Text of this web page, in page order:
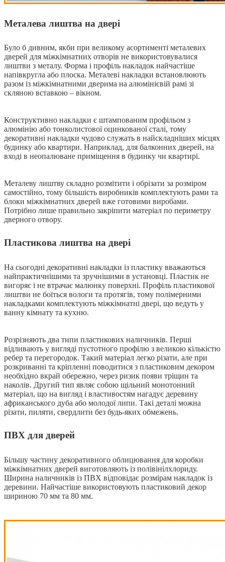
Металева лиштва на двері
Було б дивним, якби при великому асортименті металевих
дверей для міжкімнатних отворів не використовувалися
лиштви з металу. Форма і профіль накладок найчастіше
напівкругла або плоска. Металеві накладки встановлюють
разом із міжкімнатними дверима на алюмінієвій рамі зі
скляною вставкою – вікном.
Конструктивно накладки є штампованим профільом з
алюмінію або тонколистової оцинкованої сталі, тому
декоративні накладки чудово служать в найскладніших місцях
будинку або квартири. Наприклад, для балконних дверей, на
вході в неопалюване приміщення в будинку чи квартирі.
Металеву лиштву складно розмітити і обрізати за розміром
самостійно, тому більшість виробників комплектують рами та
блоки міжкімнатних дверей вже готовими виробами.
Потрібно лише правильно закріпити матеріал по периметру
дверного отвору.
Пластикова лиштва на двері
На сьогодні декоративні накладки із пластику вважаються
найпрактичнішими та зручнішими в установці. Пластик не
вигоряє і не втрачає малюнку поверхні. Профіль пластикової
лиштви не боїться вологи та протягів, тому полімерними
накладками комплектують міжкімнатні двері, що ведуть у
ванну кімнату та кухню.
Розрізняють два типи пластикових наличників. Перші
відливають у вигляді пустотного профілю з великою кількістю
ребер та перегородок. Такий матеріал легко різати, але при
розкриванні та кріпленні поводитися з пластиковим декором
необхідно вкрай обережно, через ризик появи тріщин та
наколів. Другий тип являє собою щільний монотонний
матеріал, що на вигляд і властивостям нагадує деревину
африканського дуба або молодої липи. Такі деталі можна
різати, пиляти, свердлити без будь-яких обмежень.
ПВХ для дверей
Більшу частину декоративного облицювання для коробки
міжкімнатних дверей виготовляють із полівінілхлориду.
Ширина наличників із ПВХ відповідає розмірам накладок із
деревини. Найчастіше використовують пластиковий декор
шириною 70 мм та 80 мм.